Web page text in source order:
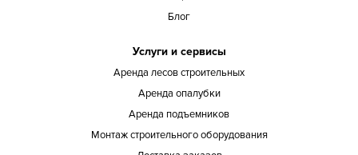
Блог
Услуги и сервисы
Аренда лесов строительных
Аренда опалубки
Аренда подъемников
Монтаж строительного оборудования